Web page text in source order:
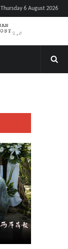
Thursday 6 August 2026